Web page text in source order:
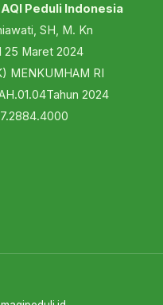
Peduli Indonesia
SH, M. Kn
25 Maret 2024
MENKUMHAM RI
2024